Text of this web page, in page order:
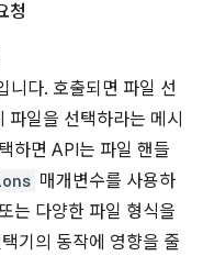
청
니다. 호출되면 파일 선
일을 선택하라는 메시
하면 API는 파일 핸들
매개변수를 사용하
는 다양한 파일 형식을
기의 동작에 영향을 줄